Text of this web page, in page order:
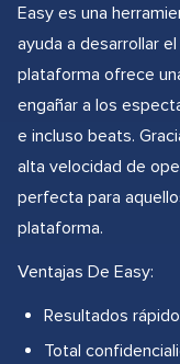
Easy es una
ayuda a desarrollar
plataforma ofrece
engañar a los
e incluso beats.
alta velocidad de
perfecta para
plataforma.
Ventajas De Easy:
Resultados
Total